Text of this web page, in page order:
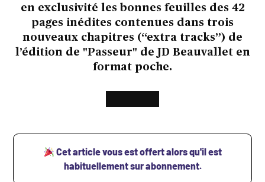
en exclusivité les bonnes feuilles des 42
pages inédites contenues dans trois
nouveaux chapitres (“extra tracks”) de
l’édition de "Passeur" de JD Beauvallet en
format poche.
Cet article vous est offert alors qu'il est
habituellement sur abonnement.